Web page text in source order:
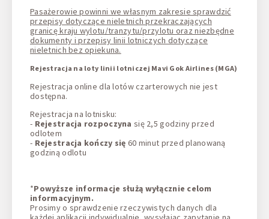
Pasażerowie powinni we własnym zakresie sprawdzić
przepisy dotyczące nieletnich przekraczających
granicę kraju wylotu/tranzytu/przylotu oraz niezbędne
dokumenty i przepisy linii lotniczych dotyczące
nieletnich bez opiekuna.
Rejestracja na loty linii lotniczej Mavi Gok Airlines (MGA)
Rejestracja online dla lotów czarterowych nie jest
dostępna.
Rejestracja na lotnisku:
- Rejestracja rozpoczyna się 2,5 godziny przed
odlotem
- Rejestracja kończy się 60 minut przed planowaną
godziną odlotu
*Powyższe informacje służą wyłącznie celom
informacyjnym.
Prosimy o sprawdzenie rzeczywistych danych dla